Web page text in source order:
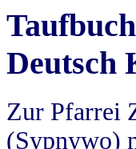
Deutsch
Zur Pfarrei
(Sypnywo)